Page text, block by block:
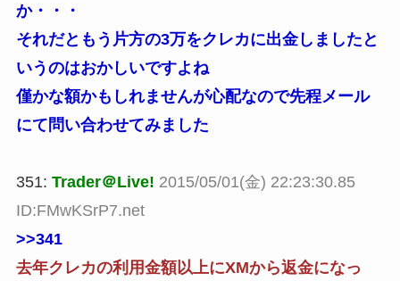
か・・・
それだともう片方の3万をクレカに出金しましたと
いうのはおかしいですよね
僅かな額かもしれませんが心配なので先程メール
にて問い合わせてみました
351: Trader＠Live! 2015/05/01(金) 22:23:30.85
ID:FMwKSrP7.net
>>341
去年クレカの利用金額以上にXMから返金になっ